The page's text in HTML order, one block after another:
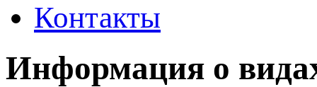
Контакты
Информация о